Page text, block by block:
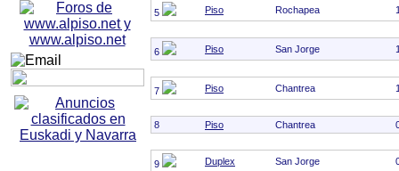
5 Piso Rochapea
6 Piso San Jorge
7 Piso Chantrea
8 Piso Chantrea
9 Duplex San Jorge